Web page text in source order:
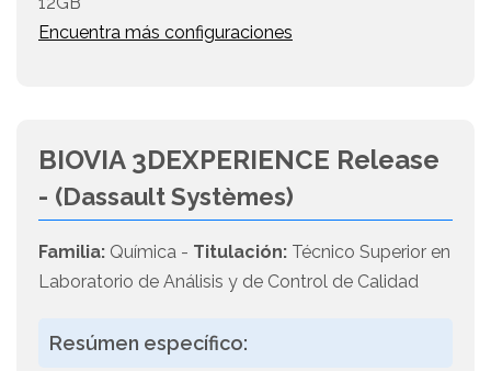
Encuentra más configuraciones
BIOVIA 3DEXPERIENCE Release
- (Dassault Systèmes)
Familia: Química - Titulación: Técnico Superior en
Laboratorio de Análisis y de Control de Calidad
Resúmen específico: